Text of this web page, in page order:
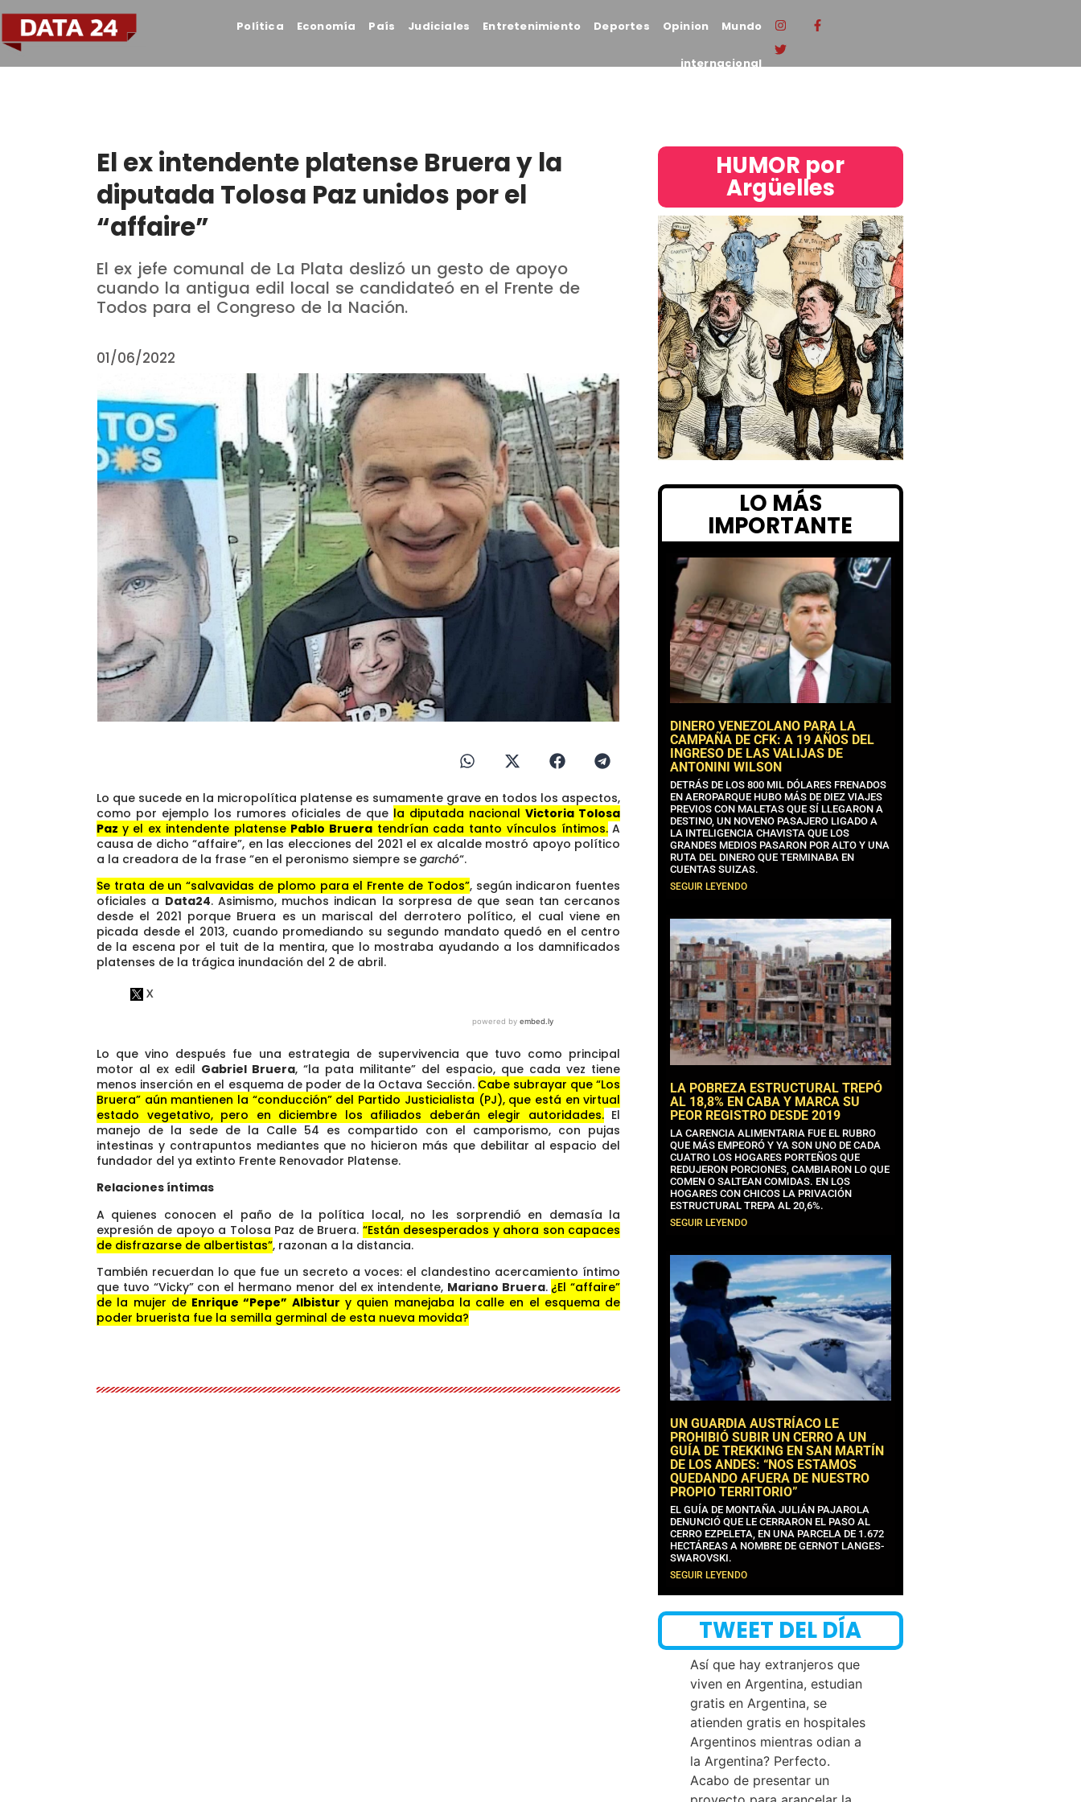
Política Economía País Judiciales Entretenimiento Deportes Opinion Mundo
internacional
El ex intendente platense Bruera y la
diputada Tolosa Paz unidos por el
“affaire”
El ex jefe comunal de La Plata deslizó un gesto de apoyo
cuando la antigua edil local se candidateó en el Frente de
Todos para el Congreso de la Nación.
01/06/2022
Lo que sucede en la micropolítica platense es sumamente grave en todos los aspectos,
como por ejemplo los rumores oficiales de que la diputada nacionalVictoria Tolosa
Paz y el ex intendente platense Pablo Bruera tendrían cada tanto vínculos íntimos.A
causa de dicho “affaire”, en las elecciones del 2021 el ex alcalde mostró apoyo político
a la creadora de la frase “en el peronismo siempre se garchó“.
Se trata de un “salvavidas de plomo para el Frente de Todos”, según indicaron fuentes
oficiales a Data24. Asimismo, muchos indican la sorpresa de que sean tan cercanos
desde el 2021 porque Bruera es un mariscal del derrotero político, el cual viene en
picada desde el 2013, cuando promediando su segundo mandato quedó en el centro
de la escena por el tuit de la mentira, que lo mostraba ayudando a los damnificados
platenses de la trágica inundación del 2 de abril.
Lo que vino después fue una estrategia de supervivencia que tuvo como principal
motor al ex edil Gabriel Bruera, “la pata militante” del espacio, que cada vez tiene
menos inserción en el esquema de poder de la Octava Sección. Cabe subrayar que “Los
Bruera” aún mantienen la “conducción” del Partido Justicialista (PJ), que está en virtual
estado vegetativo, pero en diciembre los afiliados deberán elegir autoridades.El
manejo de la sede de la Calle 54 es compartido con el camporismo, con pujas
intestinas y contrapuntos mediantes que no hicieron más que debilitar al espacio del
fundador del ya extinto Frente Renovador Platense.
Relaciones íntimas
A quienes conocen el paño de la política local, no les sorprendió en demasía la
expresión de apoyo a Tolosa Paz de Bruera. “Están desesperados y ahora son capaces
de disfrazarse de albertistas”, razonan a la distancia.
También recuerdan lo que fue un secreto a voces: el clandestino acercamiento íntimo
que tuvo “Vicky” con el hermano menor del ex intendente, Mariano Bruera. ¿El “affaire”
de la mujer de Enrique “Pepe” Albistur y quien manejaba la calle en el esquema de
poder bruerista fue la semilla germinal de esta nueva movida?
HUMOR por
Argüelles​
LO MÁS
IMPORTANTE
DINERO VENEZOLANO PARA LA
CAMPAÑA DE CFK: A 19 AÑOS DEL
INGRESO DE LAS VALIJAS DE
ANTONINI WILSON
DETRÁS DE LOS 800 MIL DÓLARES FRENADOS
EN AEROPARQUE HUBO MÁS DE DIEZ VIAJES
PREVIOS CON MALETAS QUE SÍ LLEGARON A
DESTINO, UN NOVENO PASAJERO LIGADO A
LA INTELIGENCIA CHAVISTA QUE LOS
GRANDES MEDIOS PASARON POR ALTO Y UNA
RUTA DEL DINERO QUE TERMINABA EN
CUENTAS SUIZAS.
SEGUIR LEYENDO
LA POBREZA ESTRUCTURAL TREPÓ
AL 18,8% EN CABA Y MARCA SU
PEOR REGISTRO DESDE 2019
LA CARENCIA ALIMENTARIA FUE EL RUBRO
QUE MÁS EMPEORÓ Y YA SON UNO DE CADA
CUATRO LOS HOGARES PORTEÑOS QUE
REDUJERON PORCIONES, CAMBIARON LO QUE
COMEN O SALTEAN COMIDAS. EN LOS
HOGARES CON CHICOS LA PRIVACIÓN
ESTRUCTURAL TREPA AL 20,6%.
SEGUIR LEYENDO
UN GUARDIA AUSTRÍACO LE
PROHIBIÓ SUBIR UN CERRO A UN
GUÍA DE TREKKING EN SAN MARTÍN
DE LOS ANDES: “NOS ESTAMOS
QUEDANDO AFUERA DE NUESTRO
PROPIO TERRITORIO”
EL GUÍA DE MONTAÑA JULIÁN PAJAROLA
DENUNCIÓ QUE LE CERRARON EL PASO AL
CERRO EZPELETA, EN UNA PARCELA DE 1.672
HECTÁREAS A NOMBRE DE GERNOT LANGES-
SWAROVSKI.
SEGUIR LEYENDO
TWEET DEL DÍA
Así que hay extranjeros que
viven en Argentina, estudian
gratis en Argentina, se
atienden gratis en hospitales
Argentinos mientras odian a
la Argentina? Perfecto.
Acabo de presentar un